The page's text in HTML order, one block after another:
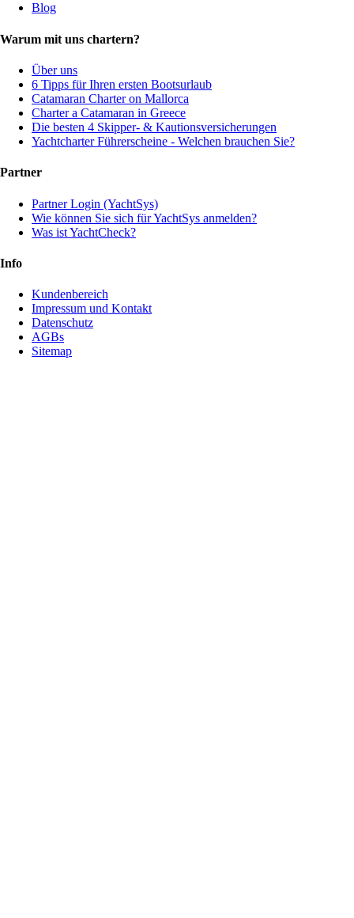
Blog
Warum mit uns chartern?
Über uns
6 Tipps für Ihren ersten Bootsurlaub
Catamaran Charter on Mallorca
Charter a Catamaran in Greece
Die besten 4 Skipper- & Kautionsversicherungen
Yachtcharter Führerscheine - Welchen brauchen Sie?
Partner
Partner Login (YachtSys)
Wie können Sie sich für YachtSys anmelden?
Was ist YachtCheck?
Info
Kundenbereich
Impressum und Kontakt
Datenschutz
AGBs
Sitemap